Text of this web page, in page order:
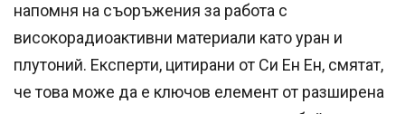
напомня на съоръжения за работа с
високорадиоактивни материали като уран и
плутоний. Експерти, цитирани от Си Ен Ен, смятат,
че това може да е ключов елемент от разширена